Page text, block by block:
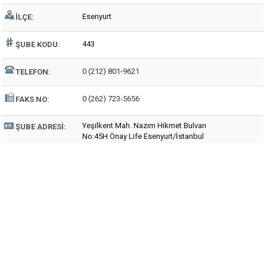
İLÇE: Esenyurt
ŞUBE KODU: 443
TELEFON: 0 (212) 801-9621
FAKS NO: 0 (262) 723-5656
ŞUBE ADRESI:
Yeşilkent Mah. Nazım Hikmet Bulvarı
No:45H Önay Life Esenyurt/İstanbul